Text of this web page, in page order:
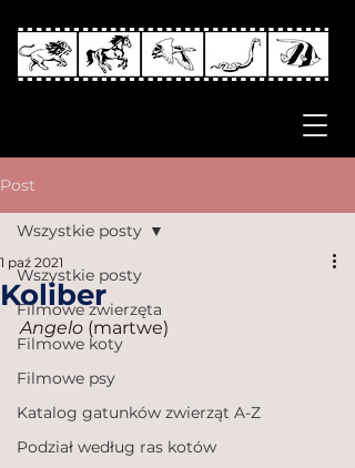
Post
Wszystkie posty
Filmowe zwierzęta
Filmowe koty
Filmowe psy
Katalog gatunków zwierząt A-Z
Podział według ras kotów
Wszystkie posty
Koliber
1 paź 2021
Angelo (martwe)